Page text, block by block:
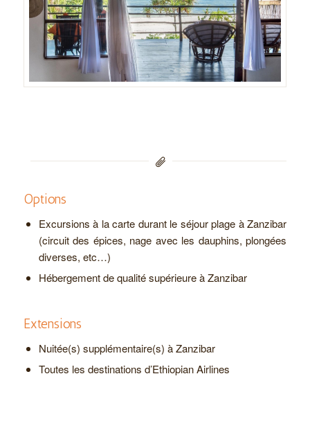
Options
Excursions à la carte durant le séjour plage à Zanzibar
(circuit des épices, nage avec les dauphins, plongées
diverses, etc…)
Hébergement de qualité supérieure à Zanzibar
Extensions
Nuitée(s) supplémentaire(s) à Zanzibar
Toutes les destinations d’Ethiopian Airlines